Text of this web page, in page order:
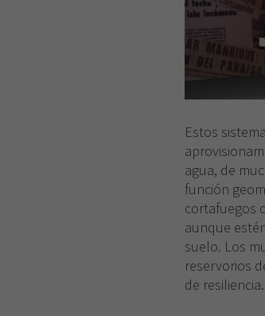
Estos
agua, de
función
cortafuegos
aunque
suelo. Los
reservorios
de resiliencia.